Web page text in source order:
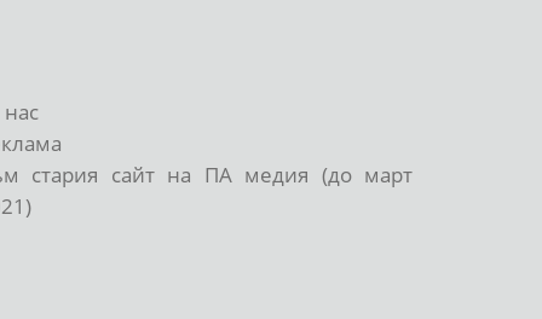
нас
стария сайт на ПА медия (до март